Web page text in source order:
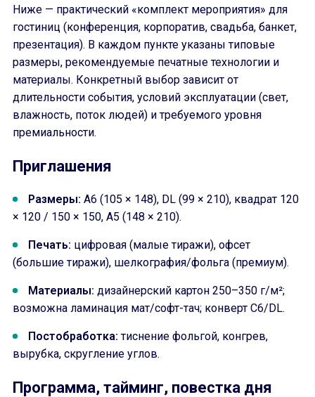
Ниже — практический «комплект мероприятия» для
гостиниц (конференция, корпоратив, свадьба, банкет,
презентация). В каждом пункте указаны типовые
размеры, рекомендуемые печатные технологии и
материалы. Конкретный выбор зависит от
длительности события, условий эксплуатации (свет,
влажность, поток людей) и требуемого уровня
премиальности.
Приглашения
Размеры: A6 (105 × 148), DL (99 × 210), квадрат 120
× 120 / 150 × 150, A5 (148 × 210).
Печать: цифровая (малые тиражи), офсет
(большие тиражи), шелкография/фольга (премиум).
Материалы: дизайнерский картон 250–350 г/м²;
возможна ламинация мат/софт-тач; конверт C6/DL.
Постобработка: тиснение фольгой, конгрев,
вырубка, скругление углов.
Программа, тайминг, повестка дня